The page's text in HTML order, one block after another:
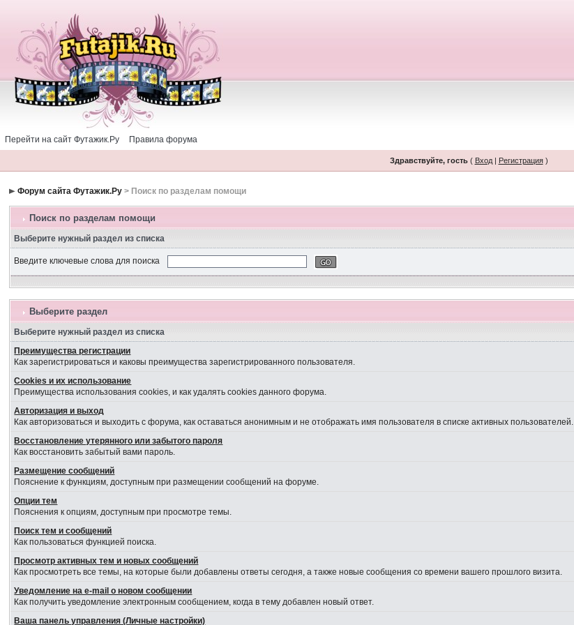
Перейти на сайт Футажик.Ру Правила форума
Здравствуйте, гость( Вход| Регистрация)
Форум сайта Футажик.Ру > Поиск по разделам помощи
Поиск по разделам помощи
Выберите нужный раздел из списка
Введите ключевые слова для поиска
Выберите раздел
Выберите нужный раздел из списка
Преимущества регистрации
Как зарегистрироваться и каковы преимущества зарегистрированного пользователя.
Cookies и их использование
Преимущества использования cookies, и как удалять cookies данного форума.
Авторизация и выход
Как авторизоваться и выходить с форума, как оставаться анонимным и не отображать имя пользователя в списке активных пользователей.
Восстановление утерянного или забытого пароля
Как восстановить забытый вами пароль.
Размещение сообщений
Пояснение к функциям, доступным при размещении сообщений на форуме.
Опции тем
Пояснения к опциям, доступным при просмотре темы.
Поиск тем и сообщений
Как пользоваться функцией поиска.
Просмотр активных тем и новых сообщений
Как просмотреть все темы, на которые были добавлены ответы сегодня, а также новые сообщения со времени вашего прошлого визита.
Уведомление на е-mail о новом сообщении
Как получить уведомление электронным сообщением, когда в тему добавлен новый ответ.
Ваша панель управления (Личные настройки)